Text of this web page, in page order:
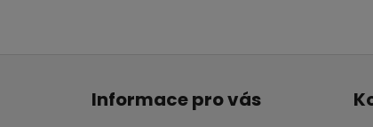
Informace pro vás